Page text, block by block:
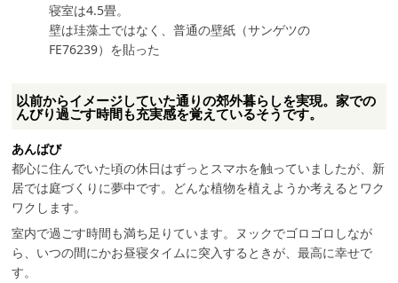
寝室は4.5畳。
壁は珪藻土ではなく、普通の壁紙（サンゲツの
FE76239）を貼った
以前からイメージしていた通りの郊外暮らしを実現。家での
んびり過ごす時間も充実感を覚えているそうです。
あんばび
都心に住んでいた頃の休日はずっとスマホを触っていましたが、新
居では庭づくりに夢中です。どんな植物を植えようか考えるとワク
ワクします。
室内で過ごす時間も満ち足りています。ヌックでゴロゴロしなが
ら、いつの間にかお昼寝タイムに突入するときが、最高に幸せで
す。